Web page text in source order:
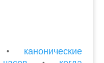
•
канонические